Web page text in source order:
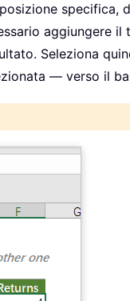
specifica,
aggiungere il
Seleziona
— verso il